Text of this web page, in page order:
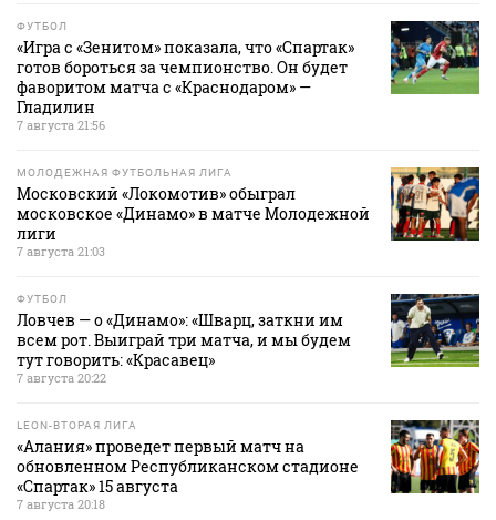
ФУТБОЛ
«Игра с «Зенитом» показала, что «Спартак»
готов бороться за чемпионство. Он будет
фаворитом матча с «Краснодаром» —
Гладилин
7 августа 21:56
МОЛОДЕЖНАЯ ФУТБОЛЬНАЯ ЛИГА
Московский «Локомотив» обыграл
московское «Динамо» в матче Молодежной
лиги
7 августа 21:03
ФУТБОЛ
Ловчев — о «Динамо»: «Шварц, заткни им
всем рот. Выиграй три матча, и мы будем
тут говорить: «Красавец»
7 августа 20:22
LEON-ВТОРАЯ ЛИГА
«Алания» проведет первый матч на
обновленном Республиканском стадионе
«Спартак» 15 августа
7 августа 20:18